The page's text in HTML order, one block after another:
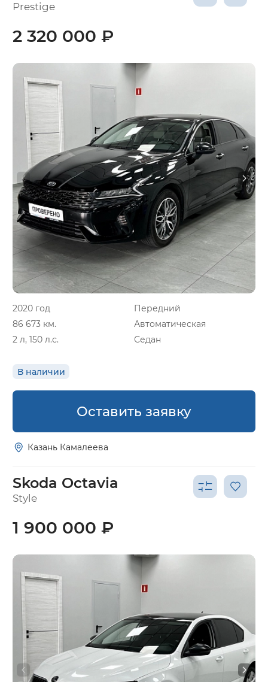
Prestige
2020 год
Передний
86 673 км.
Автоматическая
2 л, 150 л.с.
Седан
В наличии
2 320 000 ₽
Оставить заявку
Казань Камалеева
Skoda Octavia
Style
1 900 000 ₽